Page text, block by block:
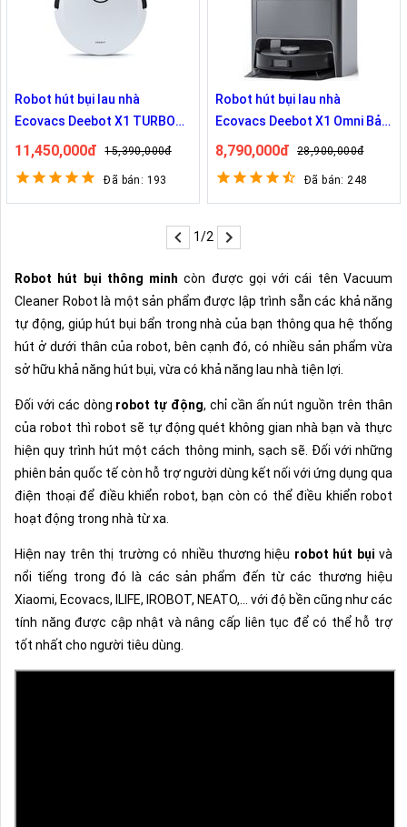
Robot hút bụi lau nhà
Ecovacs Deebot X1 TURBO
Bản Nội Địa
11,450,000đ 15,390,000đ
Đã bán: 193
Robot hút bụi lau nhà
Ecovacs Deebot X1 Omni Bản
Nội Địa
8,790,000đ 28,900,000đ
Đã bán: 248
1/2
Robot hút bụi thông minh còn được gọi với cái tên Vacuum
Cleaner Robot là một sản phẩm được lập trình sẵn các khả năng
tự động, giúp hút bụi bẩn trong nhà của bạn thông qua hệ thống
hút ở dưới thân của robot, bên cạnh đó, có nhiều sản phẩm vừa
sở hữu khả năng hút bụi, vừa có khả năng lau nhà tiện lợi.
Đối với các dòng robot tự động, chỉ cần ấn nút nguồn trên thân
của robot thì robot sẽ tự động quét không gian nhà bạn và thực
hiện quy trình hút một cách thông minh, sạch sẽ. Đối với những
phiên bản quốc tế còn hỗ trợ người dùng kết nối với ứng dụng qua
điện thoại để điều khiển robot, bạn còn có thể điều khiển robot
hoạt động trong nhà từ xa.
Hiện nay trên thị trường có nhiều thương hiệu robot hút bụi và
nổi tiếng trong đó là các sản phẩm đến từ các thương hiệu
Xiaomi, Ecovacs, ILIFE, IROBOT, NEATO,... với độ bền cũng như các
tính năng được cập nhật và nâng cấp liên tục để có thể hỗ trợ
tốt nhất cho người tiêu dùng.